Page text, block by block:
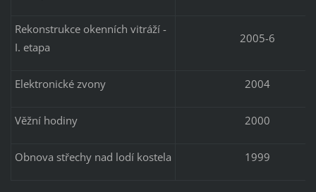
Rekonstrukce okenních vitráží -
I. etapa
2005-6
Elektronické zvony 2004
Věžní hodiny 2000
Obnova střechy nad lodí kostela 1999